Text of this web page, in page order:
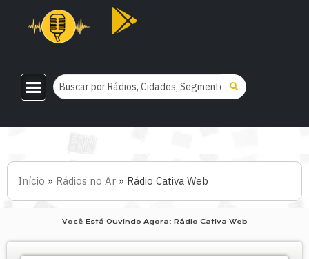
Início » Rádios no Ar » Rádio Cativa Web
Você Está Ouvindo Agora: Rádio Cativa Web